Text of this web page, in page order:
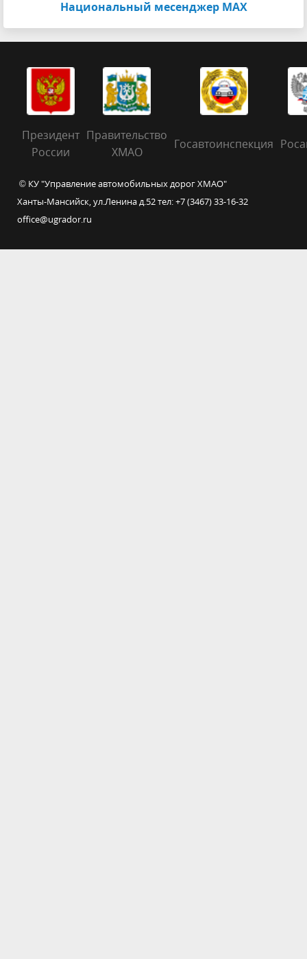
Национальный месенджер МАХ
Президент
России
Правительство
ХМАО
Госавтоинспекция
© КУ "Управление автомобильных дорог ХМАО"
Ханты-Мансийск, ул.Ленина д.52 тел: +7 (3467) 33-16-32
office@ugrador.ru